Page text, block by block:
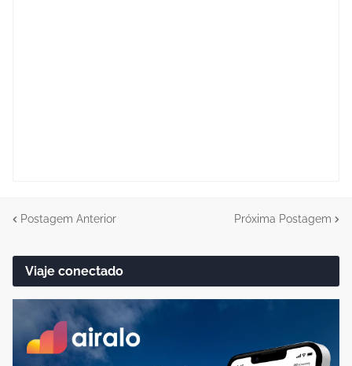
Postagem Anterior Próxima Postagem
Viaje conectado